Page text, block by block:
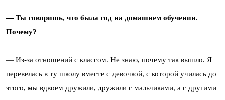
— Ты говоришь, что была год на домашнем обучении.
Почему?
— Из-за отношений с классом. Не знаю, почему так вышло. Я
перевелась в ту школу вместе с девочкой, с которой училась до
этого, мы вдвоем дружили, дружили с мальчиками, а с другими